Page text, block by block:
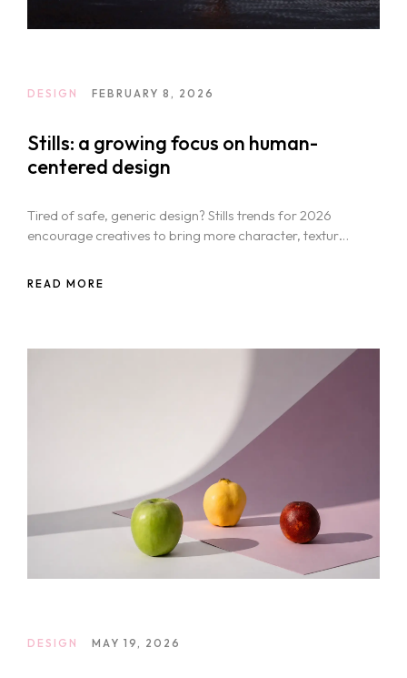
DESIGN FEBRUARY 8, 2026
Stills: a growing focus on human-
centered design
Tired of safe, generic design? Stills trends for 2026
encourage creatives to bring more character, texture,
READ MORE
DESIGN MAY 19, 2026